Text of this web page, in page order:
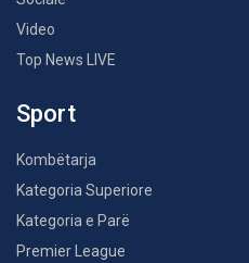
Video
Top News LIVE
Sport
Kombëtarja
Kategoria Superiore
Kategoria e Parë
Premier League